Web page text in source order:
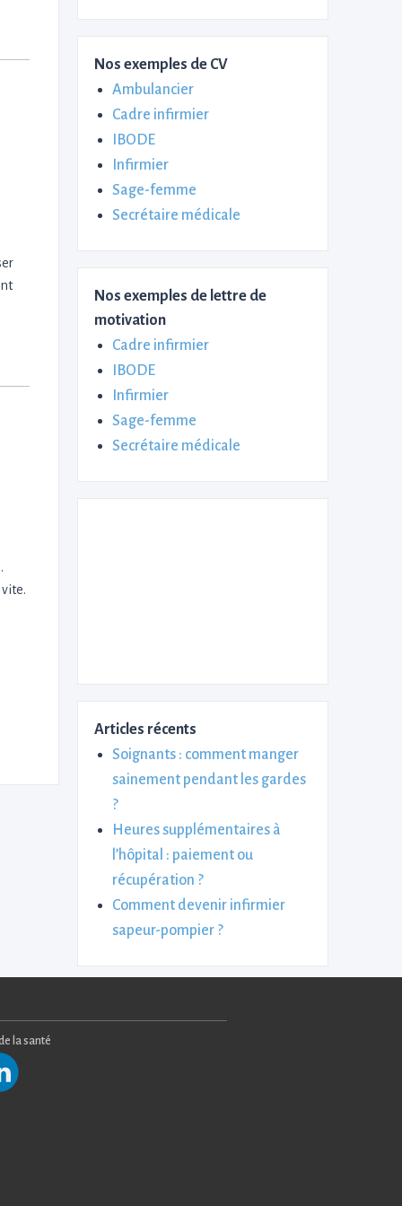
Nos exemples de CV
Ambulancier
Cadre infirmier
IBODE
Infirmier
Sage-femme
Secrétaire médicale
Nos exemples de lettre de
motivation
Cadre infirmier
IBODE
Infirmier
Sage-femme
Secrétaire médicale
Articles récents
Soignants : comment manger
sainement pendant les gardes
?
Heures supplémentaires à
l’hôpital : paiement ou
récupération ?
Comment devenir infirmier
sapeur-pompier ?
la santé